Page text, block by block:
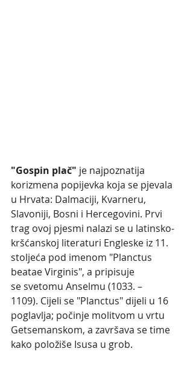
"Gospin plač" je najpoznatija
korizmena popijevka koja se pjevala
u Hrvata: Dalmaciji, Kvarneru,
Slavoniji, Bosni i Hercegovini. Prvi
trag ovoj pjesmi nalazi se u latinsko-
kršćanskoj literaturi Engleske iz 11.
stoljeća pod imenom "Planctus
beatae Virginis", a pripisuje
se svetomu Anselmu (1033. –
1109). Cijeli se "Planctus" dijeli u 16
poglavlja; počinje molitvom u vrtu
Getsemanskom, a završava se time
kako položiše Isusa u grob.